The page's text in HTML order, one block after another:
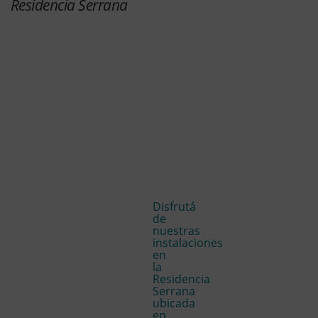
Residencia Serrana
Disfrutá
de
nuestras
instalaciones
en
la
Residencia
Serrana
ubicada